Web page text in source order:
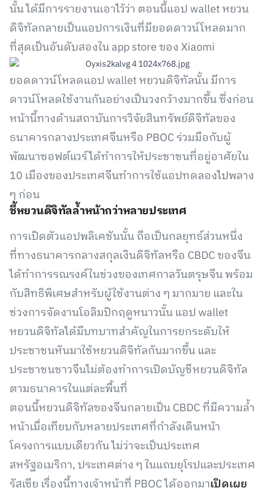
นั้น ได้มีการรายงานเอาไว้ว่า ตอนนี้แอป wallet หยวน
ดิจิทัลกลายเป็นแอปการเงินที่มียอดดาวน์โหลดมาก
ที่สุดเป็นอันดับสองใน app store ของ Xiaomi
ยอดดาวน์โหลดแอป wallet หยวนดิจิทัลนั้น มีการ
ดาวน์โหลดใช้งานกันอย่างเป็นวงกว้างมากขึ้น ซึ่งก่อน
หน้านี้ทางด้านสถาบันการวิจัยสินทรัพย์ดิจิทัลของ
ธนาคารกลางประเทศจีนหรือ PBOC ร่วมมือกับผู้
พัฒนาซอฟต์แวร์ได้ทำการให้ประชาชนที่อยู่อาศัยใน
10 เมืองของประเทศจีนทำการใช้แอปทดลองไปพลาง
ๆ ก่อน
ชี้หยวนดิจิทัลล้ำหน้ากว่าหลายประเทศ
การเปิดตัวแอปพลิเคชันนั้น ถือเป็นกลยุทธ์ส่วนหนึ่ง
ที่ทางธนาคารกลางสกุลเงินดิจิทัลหรือ CBDC ของจีน
ได้ทำการรณรงค์ในช่วงของเทศกาลวันตรุษจีน พร้อม
กับสิทธิพิเศษสำหรับผู้ใช้งานต่าง ๆ มากมาย และใน
ช่วงการจัดงานโอลิมปิกฤดูหนาวนั้น แอป wallet
หยวนดิจิทัลได้มีบทบาทสำคัญในการยกระดับให้
ประชาชนหันมาใช้หยวนดิจิทัลกันมากขึ้น และ
ประชาชนชาวจีนไม่ต้องทำการเปิดบัญชีหยวนดิจิทัล
ตามธนาคารในแต่ละพื้นที่
ตอนนี้หยวนดิจิทัลของจีนกลายเป็น CBDC ที่มีความล้ำ
หน้าเมื่อเทียบกับหลายประเทศที่กำลังเดินหน้า
โครงการแบบเดียวกัน ไม่ว่าจะเป็นประเทศ
สหรัฐอเมริกา, ประเทศต่าง ๆ ในแถบยุโรปและประเทศ
รัสเซีย เรื่องนี้ทางเจ้าหน้าที่ PBOC ได้ออกมาเปิดเผย